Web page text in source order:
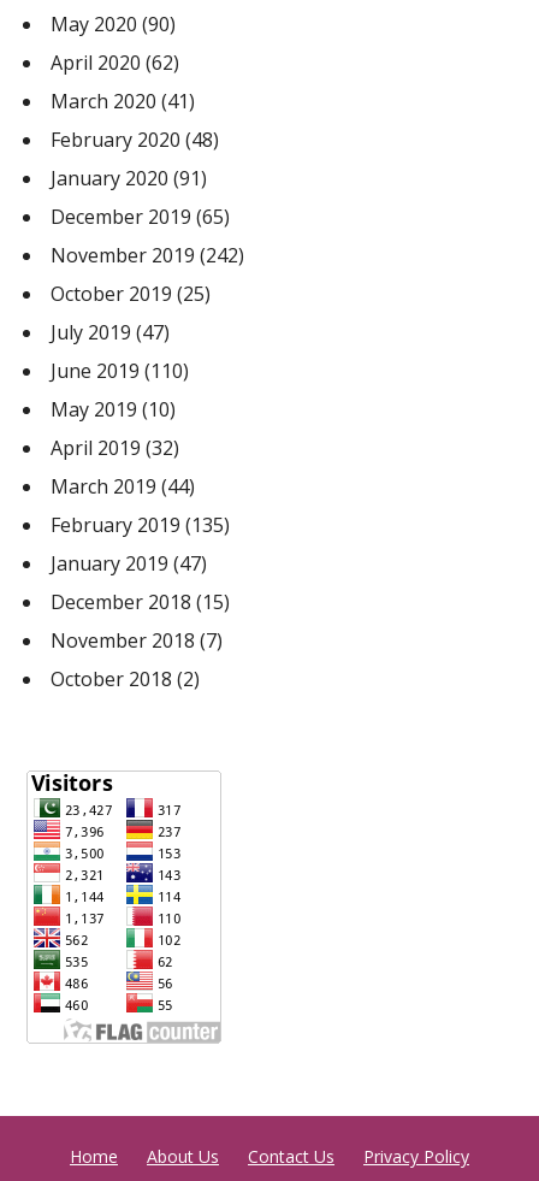
May 2020 (90)
April 2020 (62)
March 2020 (41)
February 2020 (48)
January 2020 (91)
December 2019 (65)
November 2019 (242)
October 2019 (25)
July 2019 (47)
June 2019 (110)
May 2019 (10)
April 2019 (32)
March 2019 (44)
February 2019 (135)
January 2019 (47)
December 2018 (15)
November 2018 (7)
October 2018 (2)
Home About Us Contact Us
Privacy Policy